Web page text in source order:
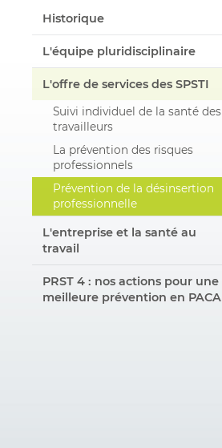
Historique
L'équipe pluridisciplinaire
L'offre de services des SPSTI
Suivi individuel de la santé des
travailleurs
La prévention des risques
professionnels
Prévention de la désinsertion
professionnelle
L'entreprise et la santé au
travail
PRST 4 : nos actions pour une
meilleure prévention en PACA